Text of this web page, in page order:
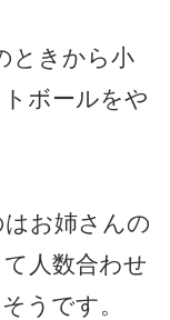
ときから小
ボールをや
お姉さんの
人数合わせ
うです。